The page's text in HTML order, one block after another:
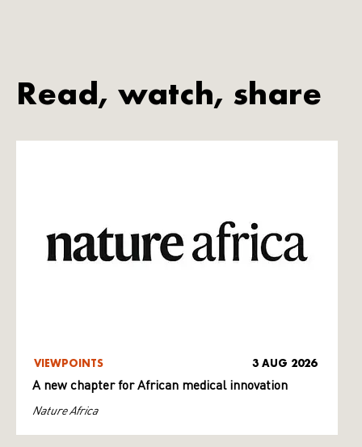
Read, watch, share
VIEWPOINTS 3 AUG 2026
A new chapter for African medical innovation
Nature Africa